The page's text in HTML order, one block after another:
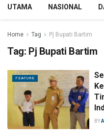
UTAMA NASIONAL
Home Tag Pj Bupati Bartim
Tag: Pj Bupati Bartim
FEATURE
BY